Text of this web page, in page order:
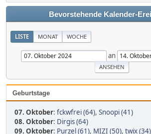
Bevorstehende Kalender-
LISTE MONAT WOCHE
an
Geburtstage
07. Oktober: fckwfrei (64), Snoopi (41)
08. Oktober: Dirgis (64)
09. Oktober: Purzel (61), MIZI (50), twix (34)